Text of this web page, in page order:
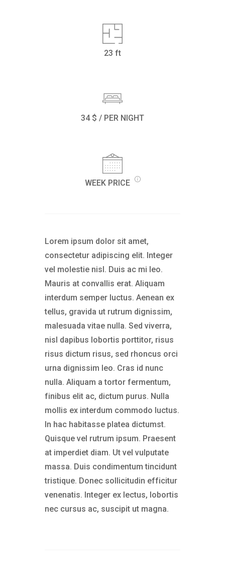
23 ft
34 $ / PER NIGHT
WEEK PRICE
Lorem ipsum dolor sit amet,
consectetur adipiscing elit. Integer
vel molestie nisl. Duis ac mi leo.
Mauris at convallis erat. Aliquam
interdum semper luctus. Aenean ex
tellus, gravida ut rutrum dignissim,
malesuada vitae nulla. Sed viverra,
nisl dapibus lobortis porttitor, risus
risus dictum risus, sed rhoncus orci
urna dignissim leo. Cras id nunc
nulla. Aliquam a tortor fermentum,
finibus elit ac, dictum purus. Nulla
mollis ex interdum commodo luctus.
In hac habitasse platea dictumst.
Quisque vel rutrum ipsum. Praesent
at imperdiet diam. Ut vel vulputate
massa. Duis condimentum tincidunt
tristique. Donec sollicitudin efficitur
venenatis. Integer ex lectus, lobortis
nec cursus ac, suscipit ut magna.